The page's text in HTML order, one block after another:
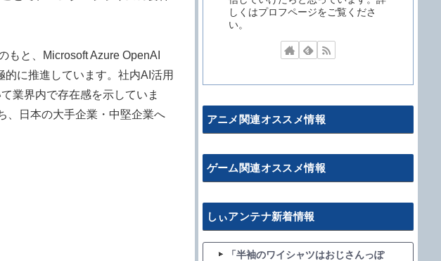
と、Microsoft Azure OpenAI
に推進しています。社内AI活用
業界内で存在感を示していま
、日本の大手企業・中堅企業へ
しくはプロフページをご覧くださ
い。
アニメ関連オススメ情報
ゲーム関連オススメ情報
しぃアンテナ新着情報
「半袖のワイシャツはおじさんっぽ